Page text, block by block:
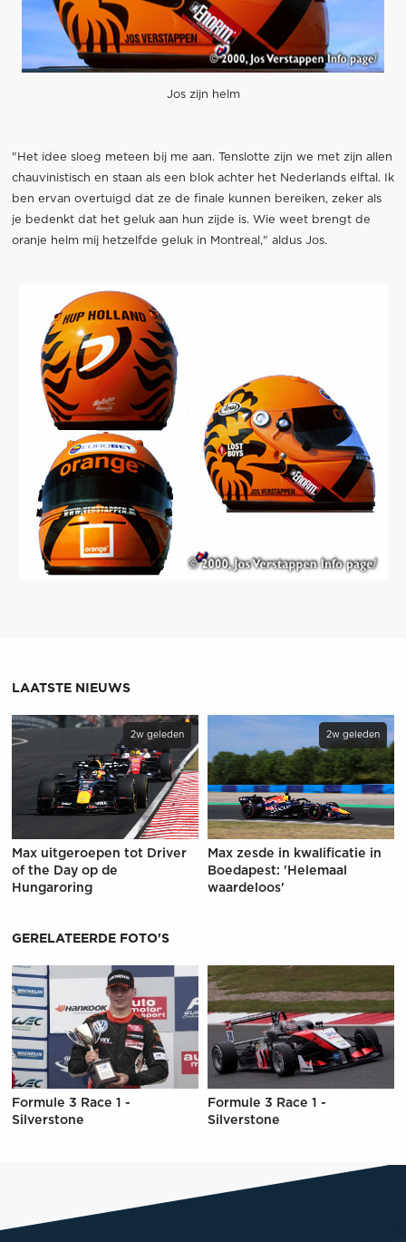
Jos zijn helm
"Het idee sloeg meteen bij me aan. Tenslotte zijn we met zijn allen
chauvinistisch en staan als een blok achter het Nederlands elftal. Ik
ben ervan overtuigd dat ze de finale kunnen bereiken, zeker als
je bedenkt dat het geluk aan hun zijde is. Wie weet brengt de
oranje helm mij hetzelfde geluk in Montreal," aldus Jos.
LAATSTE NIEUWS
2w geleden
Max uitgeroepen tot Driver
of the Day op de
Hungaroring
2w geleden
Max zesde in kwalificatie in
Boedapest: 'Helemaal
waardeloos'
GERELATEERDE FOTO'S
Formule 3 Race 1 -
Silverstone
Formule 3 Race 1 -
Silverstone